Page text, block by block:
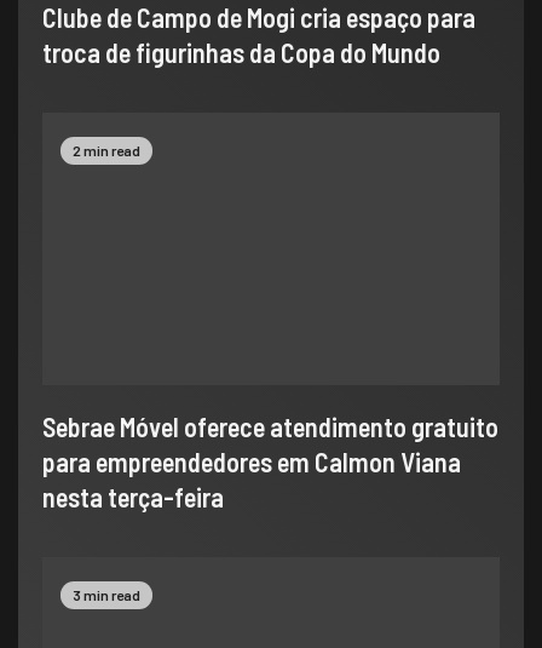
Clube de Campo de Mogi cria espaço para
troca de figurinhas da Copa do Mundo
2 min read
Sebrae Móvel oferece atendimento gratuito
para empreendedores em Calmon Viana
nesta terça-feira
3 min read